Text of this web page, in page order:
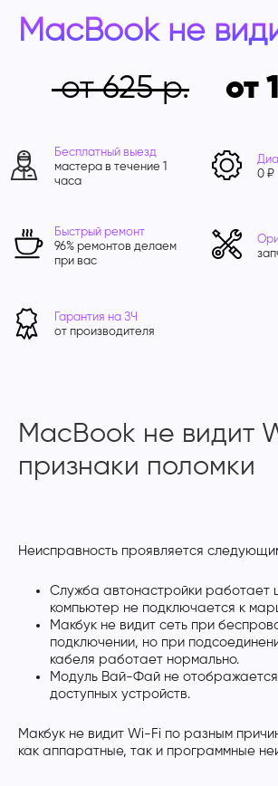
MacBook не
от 625
от
Бесплатный выезд
мастера в течение 1
часа
0 ₽
Быстрый ремонт
96% ремонтов делаем
при вас
Гарантия на ЗЧ
от производителя
MacBook не видит
признаки поломки
Неисправность проявляется
Служба автонастройки работает
компьютер не подключается к
Макбук не видит сеть при
подключении, но при
кабеля работает нормально.
Модуль Вай-Фай не отображается
доступных устройств.
Макбук не видит Wi-Fi по разным
как аппаратные, так и программные